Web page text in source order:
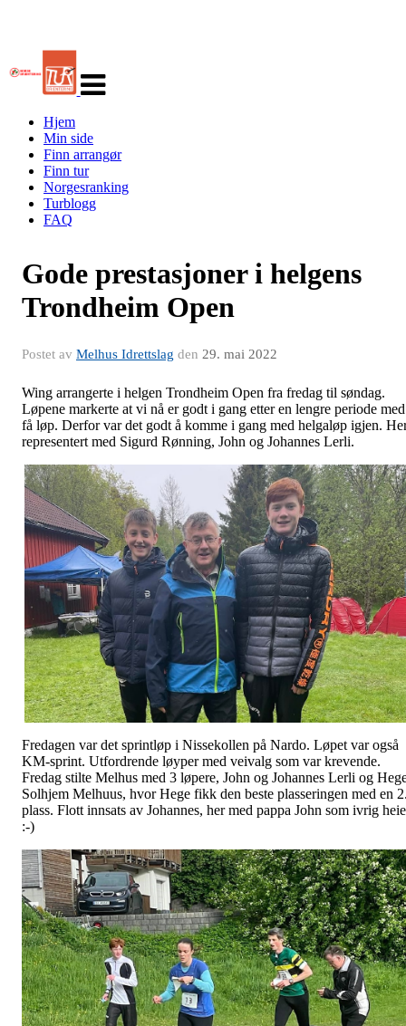
navigasjon
Hjem
Min side
Finn arrangør
Finn tur
Norgesranking
Turblogg
FAQ
Gode prestasjoner i helgens
Trondheim Open
Postet av Melhus Idrettslag den 29. mai 2022
Wing arrangerte i helgen Trondheim Open fra fredag til søndag.
Løpene markerte at vi nå er godt i gang etter en lengre periode med
få løp. Derfor var det godt å komme i gang med helgaløp igjen.
representert med Sigurd Rønning, John og Johannes Lerli.
Fredagen var det sprintløp i Nissekollen på Nardo. Løpet var også
KM-sprint. Utfordrende løyper med veivalg som var krevende.
Fredag stilte Melhus med 3 løpere, John og Johannes Lerli og
Solhjem Melhuus, hvor Hege fikk den beste plasseringen med en
plass. Flott innsats av Johannes, her med pappa John som ivrig
:-)